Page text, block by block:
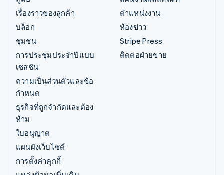
เรื่องราวของลูกค้า
บล็อก
ชุมชน
การประชุมประจำปีแบบ
เซสชัน
ความเป็นส่วนตัวและข้อ
กำหนด
ธุรกิจที่ถูกจำกัดและต้อง
ห้าม
ใบอนุญาต
แผนผังเว็บไซต์
การตั้งค่าคุกกี้
ตำแหน่งงาน
ห้องข่าว
Stripe Press
ติดต่อฝ่ายขาย